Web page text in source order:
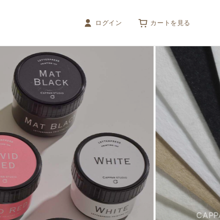
PRINTING
活版名刺
耳付和紙名刺
唐長名刺
ECO活版名刺
ログイン カートを見る